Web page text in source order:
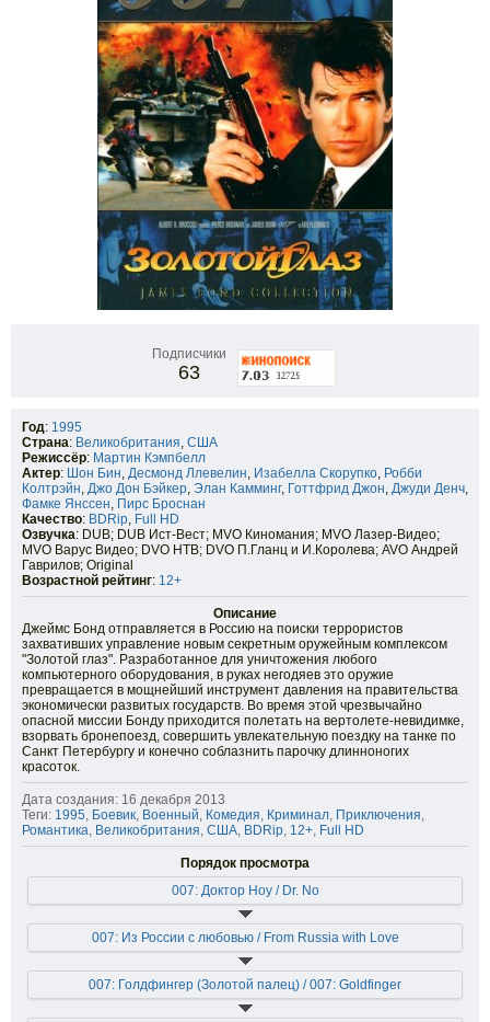
Подписчики
63
Год: 1995
Страна: Великобритания, США
Режиссёр: Мартин Кэмпбелл
Актер: Шон Бин, Десмонд Ллевелин, Изабелла Скорупко, Робби
Колтрэйн, Джо Дон Бэйкер, Элан Камминг, Готтфрид Джон, Джуди Денч,
Фамке Янссен, Пирс Броснан
Качество: BDRip, Full HD
Озвучка: DUB; DUB Ист-Вест; MVO Киномания; MVO Лазер-Видео;
MVO Варус Видео; DVO НТВ; DVO П.Гланц и И.Королева; AVO Андрей
Гаврилов; Original
Возрастной рейтинг: 12+
Описание
Джеймс Бонд отправляется в Россию на поиски террористов
захвативших управление новым секретным оружейным комплексом
"Золотой глаз". Разработанное для уничтожения любого
компьютерного оборудования, в руках негодяев это оружие
превращается в мощнейший инструмент давления на правительства
экономически развитых государств. Во время этой чрезвычайно
опасной миссии Бонду приходится полетать на вертолете-невидимке,
взорвать бронепоезд, совершить увлекательную поездку на танке по
Санкт Петербургу и конечно соблазнить парочку длинноногих
красоток.
Дата создания: 16 декабря 2013
Теги: 1995, Боевик, Военный, Комедия, Криминал, Приключения,
Романтика, Великобритания, США, BDRip, 12+, Full HD
Порядок просмотра
007: Доктор Ноу / Dr. No
007: Из России с любовью / From Russia with Love
007: Голдфингер (Золотой палец) / 007: Goldfinger